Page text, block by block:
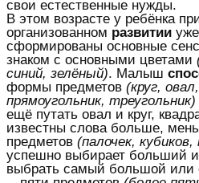
свои естественные нужды.
В этом возрасте у ребёнка
организованном развитии
сформированы основные
знаком с основными цветами
синий, зелёный). Малыш
формы предметов (круг,
прямоугольник, треугольник)
ещё путать овал и круг,
известны слова больше,
предметов (палочек,
успешно выбирает больший
выбрать самый большой